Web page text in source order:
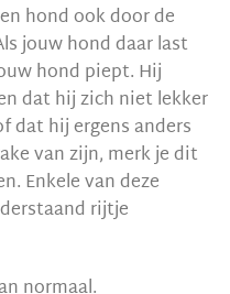
hond ook door de
jouw hond daar last
hond piept. Hij
dat hij zich niet lekker
dat hij ergens anders
van zijn, merk je dit
Enkele van deze
rijtje